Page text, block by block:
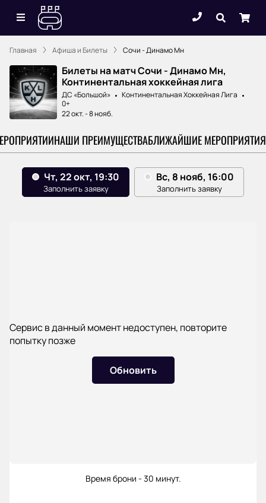
Главная Афиша и Билеты Сочи - Динамо Мн
Билеты на матч Сочи - Динамо Мн,
Континентальная хоккейная лига
ДС «Большой»
Континентальная Хоккейная Лига
0+
22 окт.-8 нояб.
НАШИ ПРЕИМУЩЕСТВАБЛИЖАЙШИЕ МЕРОПРИЯТИЯ
Сервис в данный момент недоступен, повторите
попытку позже
Обновить
Время брони - 30 минут.